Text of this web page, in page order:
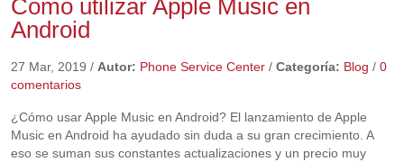
Cómo utilizar Apple Music en
Android
27 Mar, 2019 / Autor: Phone Service Center/ Categoría: Blog / 0
comentarios
¿Cómo usar Apple Music en Android? El lanzamiento de Apple
Music en Android ha ayudado sin duda a su gran crecimiento. A
eso se suman sus constantes actualizaciones y un precio muy